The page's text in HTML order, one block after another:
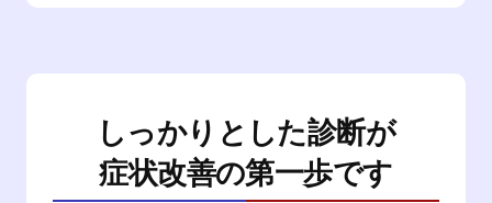
しっかりとした診断が
症状改善の第一歩です